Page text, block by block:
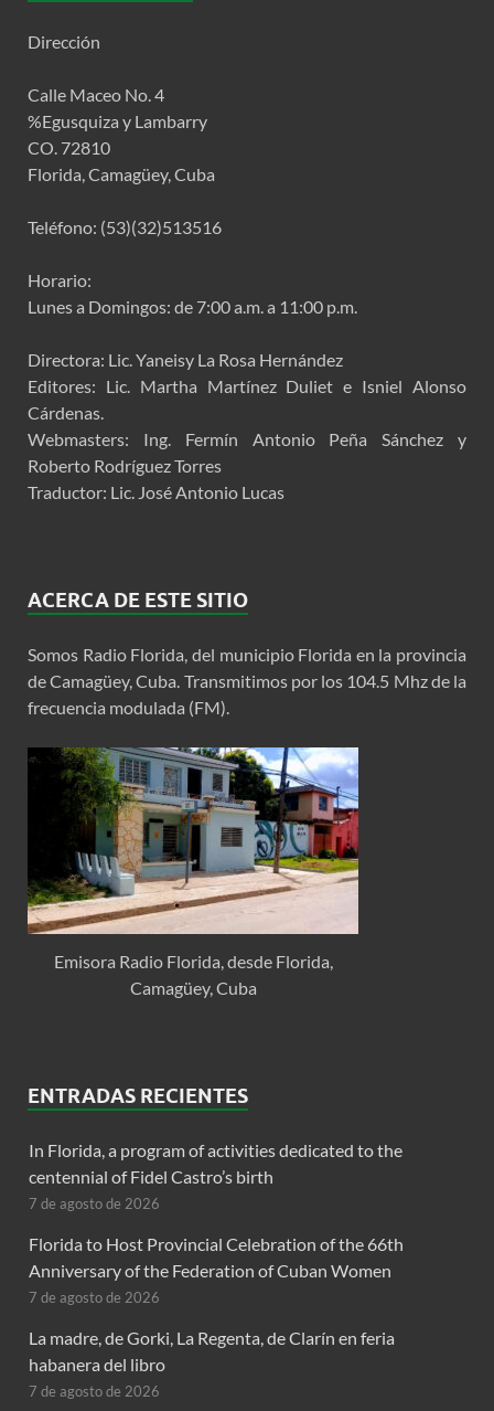
Dirección
Calle Maceo No. 4
%Egusquiza y Lambarry
CO. 72810
Florida, Camagüey, Cuba
Teléfono: (53)(32)513516
Horario:
Lunes a Domingos: de 7:00 a.m. a 11:00 p.m.
Directora: Lic. Yaneisy La Rosa Hernández
Editores: Lic. Martha Martínez Duliet e Isniel Alonso
Cárdenas.
Webmasters: Ing. Fermín Antonio Peña Sánchez y
Roberto Rodríguez Torres
Traductor: Lic. José Antonio Lucas
ACERCA DE ESTE SITIO
Somos Radio Florida, del municipio Florida en la provincia
de Camagüey, Cuba. Transmitimos por los 104.5 Mhz de la
frecuencia modulada (FM).
Emisora Radio Florida, desde Florida,
Camagüey, Cuba
ENTRADAS RECIENTES
In Florida, a program of activities dedicated to the
centennial of Fidel Castro’s birth
7 de agosto de 2026
Florida to Host Provincial Celebration of the 66th
Anniversary of the Federation of Cuban Women
7 de agosto de 2026
La madre, de Gorki, La Regenta, de Clarín en feria
habanera del libro
7 de agosto de 2026